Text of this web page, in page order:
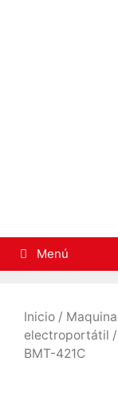
Menú
Inicio /
electroportátil /
BMT-421C